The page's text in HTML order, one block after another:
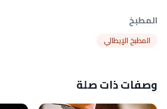
المطبخ
المطبخ الإيطالي
وصفات ذات صلة